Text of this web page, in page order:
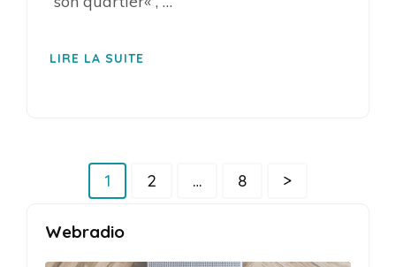
LIRE LA SUITE
Pagination
publications
Page
1 Page
2 … Page
8 >
Webradio